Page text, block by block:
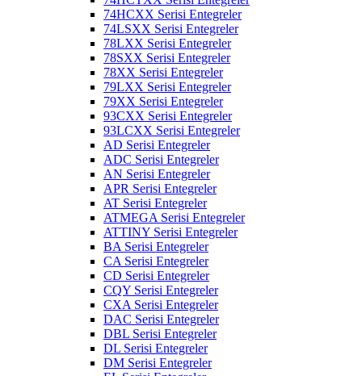
74HCXX Serisi Entegreler
74LSXX Serisi Entegreler
78LXX Serisi Entegreler
78SXX Serisi Entegreler
78XX Serisi Entegreler
79LXX Serisi Entegreler
79XX Serisi Entegreler
93CXX Serisi Entegreler
93LCXX Serisi Entegreler
AD Serisi Entegreler
ADC Serisi Entegreler
AN Serisi Entegreler
APR Serisi Entegreler
AT Serisi Entegreler
ATMEGA Serisi Entegreler
ATTINY Serisi Entegreler
BA Serisi Entegreler
CA Serisi Entegreler
CD Serisi Entegreler
CQY Serisi Entegreler
CXA Serisi Entegreler
DAC Serisi Entegreler
DBL Serisi Entegreler
DL Serisi Entegreler
DM Serisi Entegreler